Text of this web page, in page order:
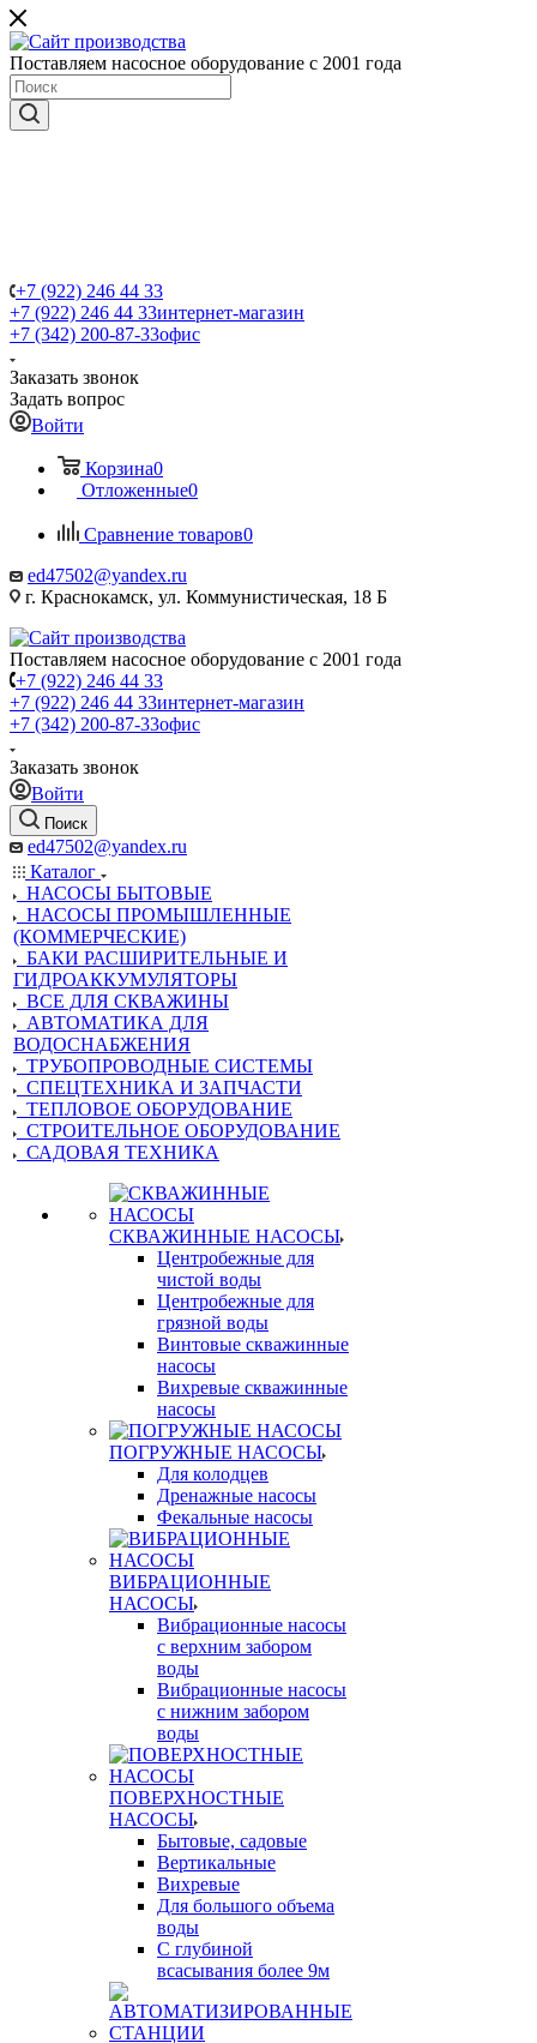
Поставляем насосное оборудование с 2001 года
+7 (922) 246 44 33
+7 (922) 246 44 33интернет-магазин
+7 (342) 200-87-33офис
Заказать звонок
Задать вопрос
Войти
Корзина0
Отложенные0
Сравнение товаров0
ed47502@yandex.ru
г. Краснокамск, ул. Коммунистическая, 18 Б
Поставляем насосное оборудование с 2001 года
+7 (922) 246 44 33
+7 (922) 246 44 33интернет-магазин
+7 (342) 200-87-33офис
Заказать звонок
Войти
Поиск
ed47502@yandex.ru
Каталог
НАСОСЫ БЫТОВЫЕ
НАСОСЫ ПРОМЫШЛЕННЫЕ
(КОММЕРЧЕСКИЕ)
БАКИ РАСШИРИТЕЛЬНЫЕ И
ГИДРОАККУМУЛЯТОРЫ
ВСЕ ДЛЯ СКВАЖИНЫ
АВТОМАТИКА ДЛЯ
ВОДОСНАБЖЕНИЯ
ТРУБОПРОВОДНЫЕ СИСТЕМЫ
СПЕЦТЕХНИКА И ЗАПЧАСТИ
ТЕПЛОВОЕ ОБОРУДОВАНИЕ
СТРОИТЕЛЬНОЕ ОБОРУДОВАНИЕ
САДОВАЯ ТЕХНИКА
СКВАЖИННЫЕ НАСОСЫ
Центробежные для
чистой воды
Центробежные для
грязной воды
Винтовые скважинные
насосы
Вихревые скважинные
насосы
ПОГРУЖНЫЕ НАСОСЫ
Для колодцев
Дренажные насосы
Фекальные насосы
ВИБРАЦИОННЫЕ
НАСОСЫ
Вибрационные насосы
с верхним забором
воды
Вибрационные насосы
с нижним забором
воды
ПОВЕРХНОСТНЫЕ
НАСОСЫ
Бытовые, садовые
Вертикальные
Вихревые
Для большого объема
воды
С глубиной
всасывания более 9м